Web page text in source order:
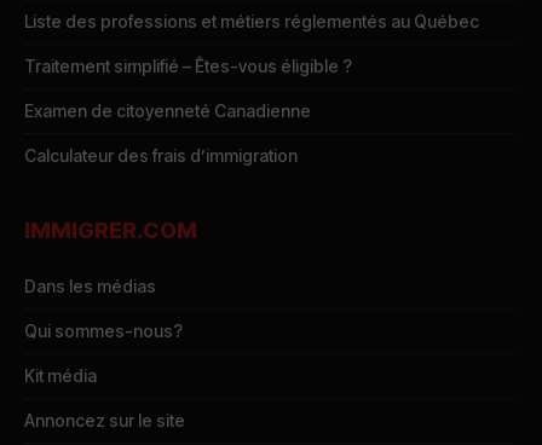
Liste des professions et métiers réglementés au Québec
Traitement simplifié – Êtes-vous éligible ?
Examen de citoyenneté Canadienne
Calculateur des frais d’immigration
IMMIGRER.COM
Dans les médias
Qui sommes-nous?
Kit média
Annoncez sur le site